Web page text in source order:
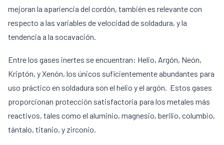
mejoran la apariencia del cordón, también es relevante con
respecto a las variables de velocidad de soldadura, y la
tendencia a la socavación.
Entre los gases inertes se encuentran: Helio, Argón, Neón,
Kriptón, y Xenón, los únicos suficientemente abundantes para
uso práctico en soldadura son el helio y el argón. Estos gases
proporcionan protección satisfactoria para los metales más
reactivos, tales como el aluminio, magnesio, berilio, columbio,
tántalo, titanio, y zirconio.